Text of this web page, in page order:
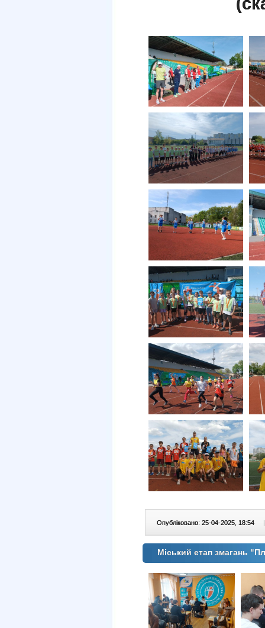
Опубліковано: 25-04-2025, 18:54 |
Міський етап змагань